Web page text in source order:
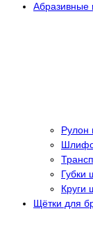
Абразивные
Рулон
Губки
Круги
Щётки для